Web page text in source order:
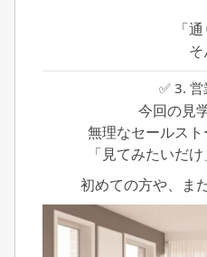
「
そ
✅ 3.
今回の見
無理なセールスト
「見てみたいだけ
初めての方や、ま